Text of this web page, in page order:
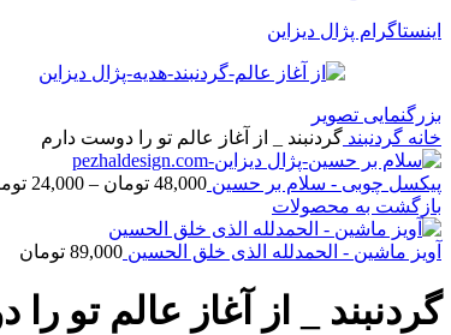
اینستاگرام پژال دیزاین
بزرگنمایی تصویر
خانه گردنبند گردنبند _ از آغاز عالم تو را دوست دارم
پیکسل چوبی - سلام بر حسین 48,000 تومان –
24,000
بازگشت به محصولات
آویز ماشین - الحمدلله الذی خلق الحسین 89,000 تومان
گردنبند _ از آغاز عالم تو